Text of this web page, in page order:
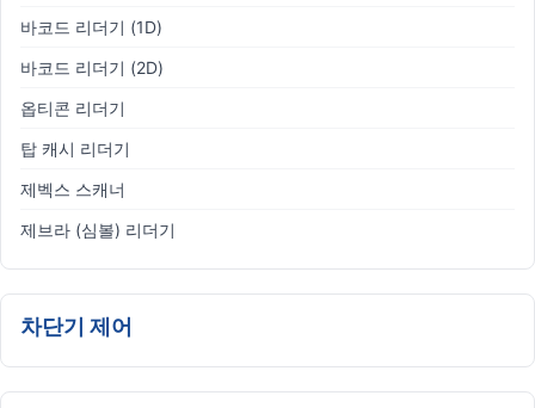
바코드 리더기 (1D)
바코드 리더기 (2D)
옵티콘 리더기
탑 캐시 리더기
제벡스 스캐너
제브라 (심볼) 리더기
차단기 제어